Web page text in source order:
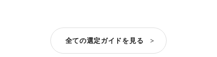
全ての選定ガイドを見る >